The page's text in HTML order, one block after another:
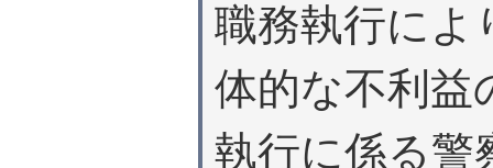
職務執行によ
体的な不利益
執行に係る警